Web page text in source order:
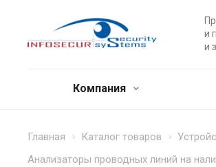
и
и
Компания
Главная Каталог товаров
Анализаторы проводных линий на